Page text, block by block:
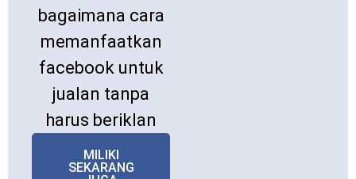
bagaimana cara
memanfaatkan
facebook untuk
jualan tanpa
harus beriklan
MILIKI
SEKARANG